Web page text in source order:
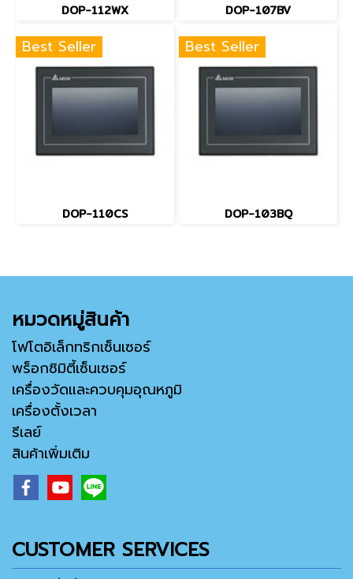
DOP-112WX DOP-107BV
Best Seller
DOP-110CS
Best Seller
DOP-103BQ
หมวดหมู่สินค้า
โฟโตอิเล็กทริกเซ็นเซอร์
พร็อกซิมิตี้เซ็นเซอร์
เครื่องวัดและควบคุมอุณหภูมิ
เครื่องตั้งเวลา
รีเลย์
สินค้าเพิ่มเติม
CUSTOMER SERVICES